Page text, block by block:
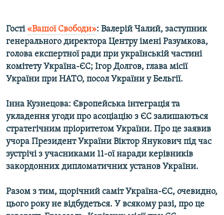
КТАТ
ДОЛУЧАЙСЯ!
Усі сайти RFE/RL
Гості «Вашої Свободи»: Валерій Чалий, заступник
генерального директора Центру імені Разумкова,
голова експертної ради при українській частині
комітету Україна-ЄС; Ігор Долгов, глава місії
України при НАТО, посол України у Бельгії.
Інна Кузнецова: Європейська інтеграція та
укладення угоди про асоціацію з ЄС залишаються
стратегічним пріоритетом України. Про це заявив
учора Президент України Віктор Янукович під час
зустрічі з учасниками 11-ої наради керівників
закордонних дипломатичних установ України.
Разом з тим, щорічний саміт Україна-ЄС, очевидно,
цього року не відбудеться. У всякому разі, про це